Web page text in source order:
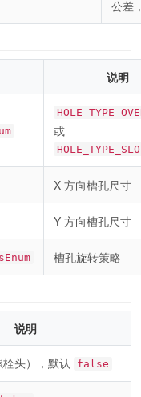
公差
说明
或
X 方向槽孔尺寸
Y 方向槽孔尺寸
槽孔旋转策略
说明
头），默认 false